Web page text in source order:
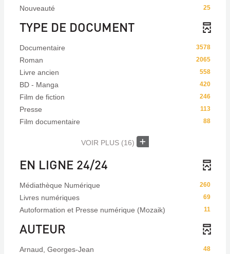
25
Nouveauté
TYPE DE DOCUMENT
3578
Documentaire
2065
Roman
558
Livre ancien
420
BD - Manga
246
Film de fiction
113
Presse
88
Film documentaire
VOIR PLUS (16)
EN LIGNE 24/24
260
Médiathèque Numérique
69
Livres numériques
11
Autoformation et Presse numérique (Mozaik)
AUTEUR
48
Arnaud, Georges-Jean